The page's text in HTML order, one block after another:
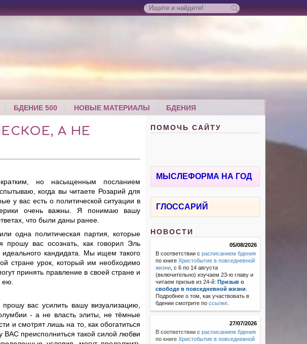
БДЕНИЕ 500 НОВЫЕ МАТЕРИАЛЫ БДЕНИЯ
А НЕ
но насыщенным посланием
когда вы читаете Розарий для
у вас есть о политической ситуации в
очень важны. Я понимаю вашу
что были даны ранее.
одна политическая партия, которые
вас осознать, как говорил Эль
кандидата. Мы ищем такого
стране урок, который им необходимо
принять правление в своей стране и
ею.
вас усилить вашу визуализацию,
- а не власть элиты, не тёмные
и смотрят лишь на то, как обогатиться
преисполниться такой силой любви
ПОМОЧЬ САЙТУ
МЫСЛЕФОРМА НА ГОД
ГЛОССАРИЙ
НОВОСТИ
05/08/2026
В соответствии срасписанием бдения
по книгеХристобытие в повседневной
жизни , с 6 по 14 августа
(включительно) изучаем 23-ю главу и
читаем призыв из 24-й: Призыв о
свободе в повседневной жизни
Подробнее о том, как участвовать в
бдении смотрите поссылке
27/07/2026
В соответствии с расписанием бдения
по книгеХристобытие в повседневной